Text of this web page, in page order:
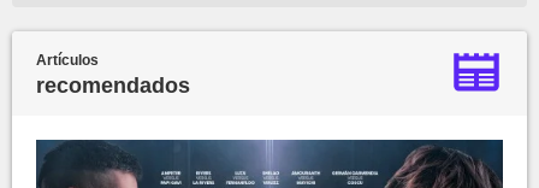
Artículos
recomendados